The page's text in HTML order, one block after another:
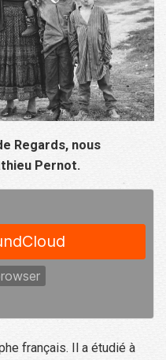
Regards, nous
Pernot.
français. Il a étudié à